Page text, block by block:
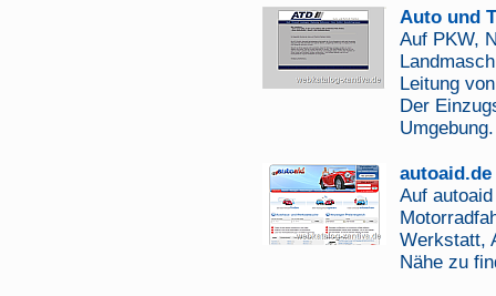
Auto und
Auf PKW,
Leitung
Der
Auf
Werkstatt,
Nähe zu